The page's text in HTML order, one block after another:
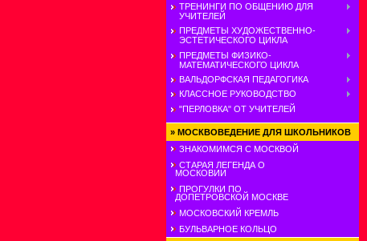
ТРЕНИНГИ ПО ОБЩЕНИЮ ДЛЯ
УЧИТЕЛЕЙ
ПРЕДМЕТЫ ХУДОЖЕСТВЕННО-
ЭСТЕТИЧЕСКОГО ЦИКЛА
ПРЕДМЕТЫ ФИЗИКО-
МАТЕМАТИЧЕСКОГО ЦИКЛА
ВАЛЬДОРФСКАЯ ПЕДАГОГИКА
КЛАССНОЕ РУКОВОДСТВО
"ПЕРЛОВКА" ОТ УЧИТЕЛЕЙ
» МОСКВОВЕДЕНИЕ ДЛЯ ШКОЛЬНИКОВ
ЗНАКОМИМСЯ С МОСКВОЙ
СТАРАЯ ЛЕГЕНДА О
МОСКОВИИ
ПРОГУЛКИ ПО
ДОПЕТРОВСКОЙ МОСКВЕ
МОСКОВСКИЙ КРЕМЛЬ
БУЛЬВАРНОЕ КОЛЬЦО